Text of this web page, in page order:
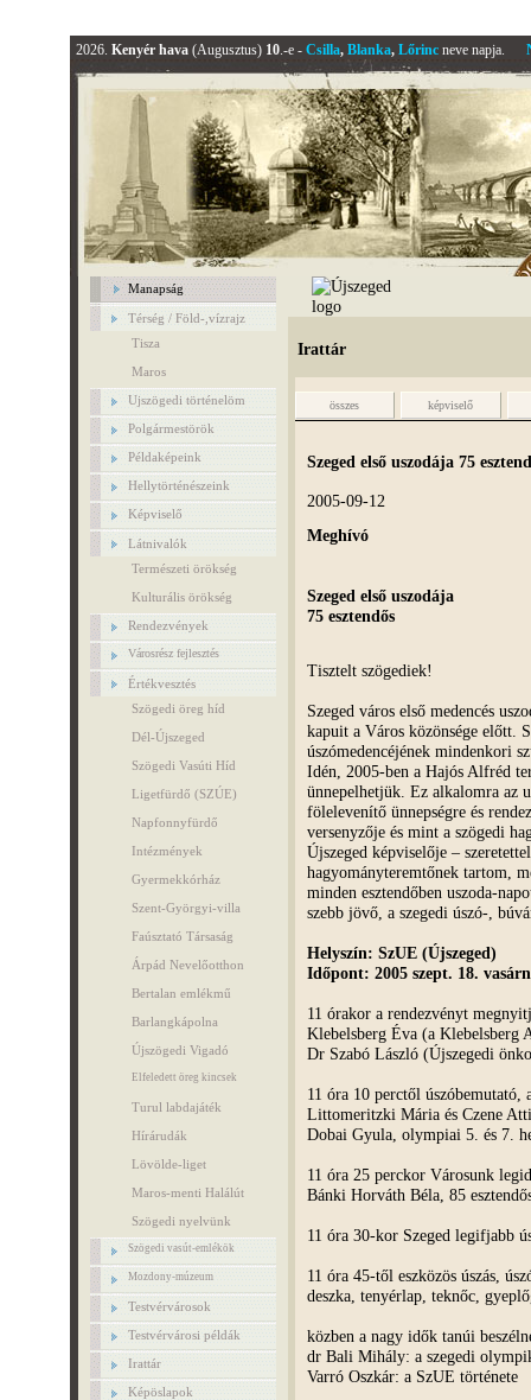
2026. Kenyér hava (Augusztus) 10.-e - Csilla, Blanka, Lőrincneve napja.
Manapság
Térség / Föld-,vízrajz
Tisza
Maros
Ujszögedi történelöm
Polgármestörök
Példaképeink
Hellytörténészeink
Képviselő
Látnivalók
Természeti örökség
Kulturális örökség
Rendezvények
Városrész fejlesztés
Értékvesztés
Szögedi öreg híd
Dél-Újszeged
Szögedi Vasúti Híd
Ligetfürdő (SZÚE)
Napfonnyfürdő
Intézmények
Gyermekkórház
Szent-Györgyi-villa
Faúsztató Társaság
Árpád Nevelőotthon
Bertalan emlékmű
Barlangkápolna
Újszögedi Vigadó
Elfeledett öreg kincsek
Turul labdajáték
Hírárudák
Lövölde-liget
Maros-menti Halálút
Szögedi nyelvünk
Szögedi vasút-emlékök
Mozdony-múzeum
Testvérvárosok
Testvérvárosi példák
Irattár
Képöslapok
Irattár
összes képviselő
Szeged első uszodája 75
2005-09-12
Meghívó
Szeged első uszodája
75 esztendős
Tisztelt szögediek!
Szeged város első medencés
kapuit a Város közönsége előtt.
úszómedencéjének mindenkori
Idén, 2005-ben a Hajós Alfréd
ünnepelhetjük. Ez alkalomra az
fölelevenítő ünnepségre és
versenyzője és mint a szögedi
Újszeged képviselője –
hagyományteremtőnek tartom,
minden esztendőben uszoda-
szebb jövő, a szegedi úszó-,
Helyszín: SzUE (Újszeged)
Időpont: 2005 szept. 18.
11 órakor a rendezvényt
Klebelsberg Éva (a Klebelsberg
Dr Szabó László (Újszegedi
11 óra 10 perctől úszóbemutató,
Littomeritzki Mária és Czene
Dobai Gyula, olympiai 5. és 7.
11 óra 25 perckor Városunk
Bánki Horváth Béla, 85
11 óra 30-kor Szeged legifjabb
11 óra 45-től eszközös úszás,
deszka, tenyérlap, teknőc,
közben a nagy idők tanúi
dr Bali Mihály: a szegedi
Varró Oszkár: a SzUE története